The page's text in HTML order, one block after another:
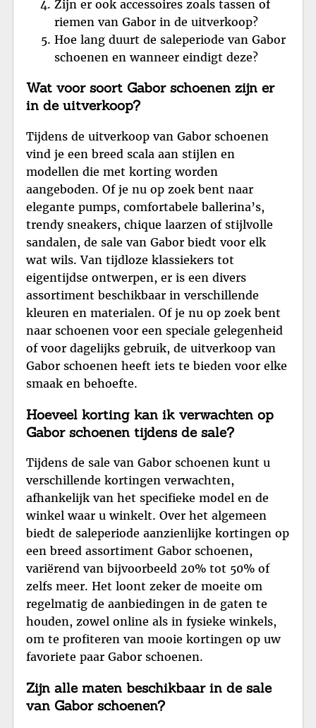
Zijn er ook accessoires zoals tassen of
riemen van Gabor in de uitverkoop?
Hoe lang duurt de saleperiode van Gabor
schoenen en wanneer eindigt deze?
Wat voor soort Gabor schoenen zijn er
in de uitverkoop?
Tijdens de uitverkoop van Gabor schoenen
vind je een breed scala aan stijlen en
modellen die met korting worden
aangeboden. Of je nu op zoek bent naar
elegante pumps, comfortabele ballerina’s,
trendy sneakers, chique laarzen of stijlvolle
sandalen, de sale van Gabor biedt voor elk
wat wils. Van tijdloze klassiekers tot
eigentijdse ontwerpen, er is een divers
assortiment beschikbaar in verschillende
kleuren en materialen. Of je nu op zoek bent
naar schoenen voor een speciale gelegenheid
of voor dagelijks gebruik, de uitverkoop van
Gabor schoenen heeft iets te bieden voor elke
smaak en behoefte.
Hoeveel korting kan ik verwachten op
Gabor schoenen tijdens de sale?
Tijdens de sale van Gabor schoenen kunt u
verschillende kortingen verwachten,
afhankelijk van het specifieke model en de
winkel waar u winkelt. Over het algemeen
biedt de saleperiode aanzienlijke kortingen op
een breed assortiment Gabor schoenen,
variërend van bijvoorbeeld 20% tot 50% of
zelfs meer. Het loont zeker de moeite om
regelmatig de aanbiedingen in de gaten te
houden, zowel online als in fysieke winkels,
om te profiteren van mooie kortingen op uw
favoriete paar Gabor schoenen.
Zijn alle maten beschikbaar in de sale
van Gabor schoenen?